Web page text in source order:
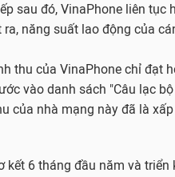
sau đó, VinaPhone liên
năng suất lao động của
thu của VinaPhone chỉ đạt
vào danh sách "Câu lạc
của nhà mạng này đã là
kết 6 tháng đầu năm và